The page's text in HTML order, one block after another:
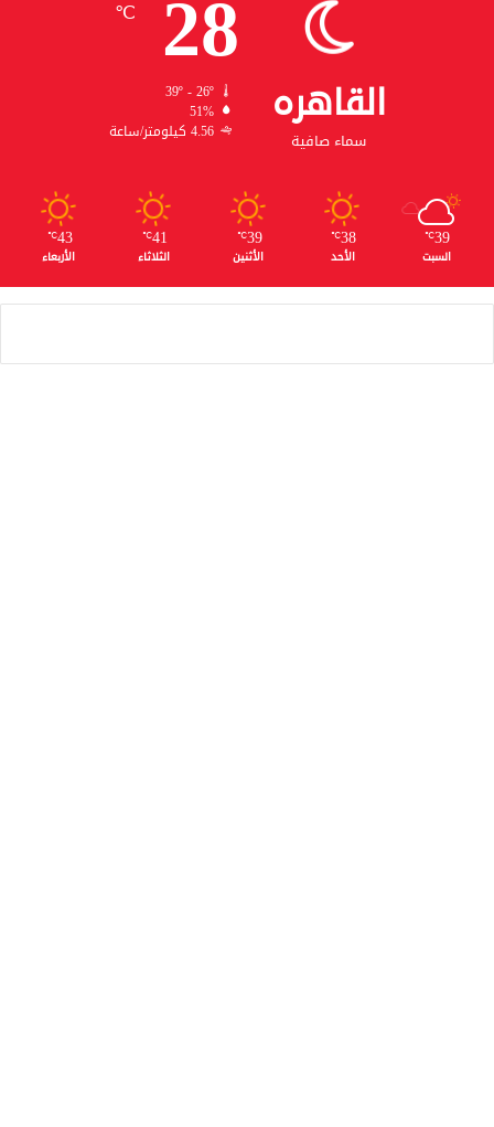
القاهره
سماء صافية
℃
39º - 26º
51%
4.56 كيلومتر/ساعة
39
℃
السبت
38
℃
الأحد
39
℃
الأثنين
41
℃
الثلاثاء
43
℃
الأربعاء